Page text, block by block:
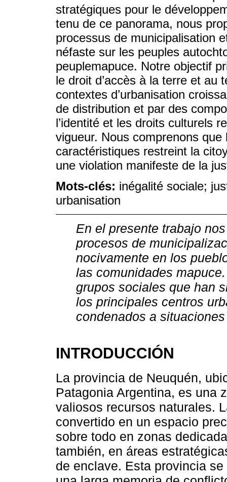
stratégiques pour le
tenu de ce panorama, nous
processus de municipalisation
néfaste sur les peuples
peuplemapuce. Notre objectif
le droit d’accès à la terre et au
contextes d’urbanisation
de distribution et par des
l’identité et les droits culturels
vigueur. Nous comprenons que
caractéristiques restreint la
une violation manifeste de la
Mots-clés: inégalité sociale;
urbanisation
En el presente trabajo
procesos de
nocivamente en los
las comunidades
grupos sociales que han
los principales centros
condenados a
INTRODUCCIÓN
La provincia de Neuquén,
Patagonia Argentina, es una
valiosos recursos naturales.
convertido en un espacio
sobre todo en zonas
también, en áreas
de enclave. Esta provincia